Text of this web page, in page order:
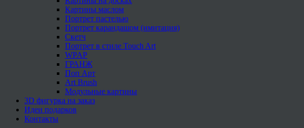
Картины маслом
Портрет пастелью
Портрет карандашом (имитация)
Скетч
Портрет в стиле Touch Art
WPAP
ГРАНЖ
Поп Арт
Art Brush
Модульные картины
3D фигурка на заказ
Идеи подарков
Контакты